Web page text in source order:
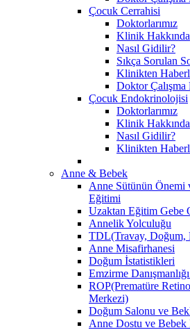
Çocuk Cerrahisi
Doktorlarımız
Klinik Hakkında
Nasıl Gidilir?
Sıkça Sorulan
Klinikten
Doktor Çalışma
Çocuk Endokrinolojisi
Doktorlarımız
Klinik Hakkında
Nasıl Gidilir?
Klinikten
Anne & Bebek
Anne Sütünün Önemi
Eğitimi
Uzaktan Eğitim Gebe
Annelik Yolculuğu
TDL(Travay, Doğum,
Anne Misafirhanesi
Doğum İstatistikleri
Emzirme
ROP(Prematüre
Merkezi)
Doğum Salonu ve
Anne Dostu ve Bebek